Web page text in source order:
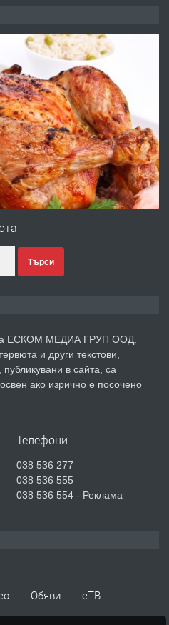
градина!
преди 1 ден
ТРИСТАЕН
В НОВА СГРАДА КВ.
преди 2 дни
парцел в гр. Хасково кв.
537 426
преди 2 дни
обзаведен
на бетон! Събаряне на
Търси
на ЕСКОМ МЕДИА ГРУП ООД.
и други текстови,
в сайта, са
ако изрично е посочено
Телефони
038 536 277
038 536 555
038 536 554 - Реклама
Обяви
еТВ